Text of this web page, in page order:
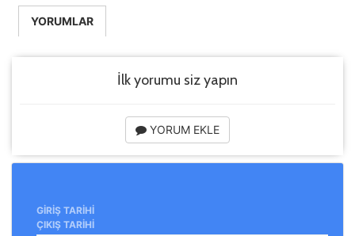
Pazarlama Çerezleri
kullanılır. Kapatırsanız reklamları görmeye devam
edersiniz, ancak daha az alakalı olabilirler.
YORUMLAR
İlk yorumu siz yapın
YORUM EKLE
GIRIŞ TARIHI
ÇIKIŞ TARIHI